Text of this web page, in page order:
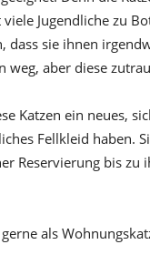
Jugendliche zu
dass sie ihnen
weg, aber diese
Katzen ein neues,
Fellkleid haben.
Reservierung bis zu
als